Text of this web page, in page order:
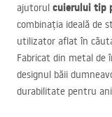
ajutorul cuierului tip
combinația ideală de
utilizator aflat în
Fabricat din metal de
designul băii
durabilitate pentru